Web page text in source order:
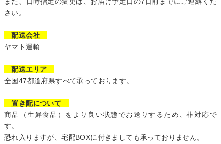
また、日時指定の変更は、お届け予定日の7日前までにご連絡くだ
さい。
配送会社
ヤマト運輸
配送エリア
全国47都道府県すべて承っております。
置き配について
商品（生鮮食品）をより良い状態でお送りするため、非対応で
す。
恐れ入りますが、宅配BOXに付きましても承っておりません。